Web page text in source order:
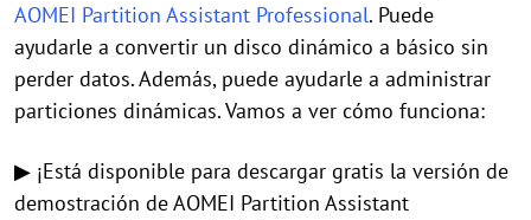
AOMEI Partition Assistant Professional. Puede
ayudarle a convertir un disco dinámico a básico sin
perder datos. Además, puede ayudarle a administrar
particiones dinámicas. Vamos a ver cómo funciona:
▶ ¡Está disponible para descargar gratis la versión de
demostración de AOMEI Partition Assistant